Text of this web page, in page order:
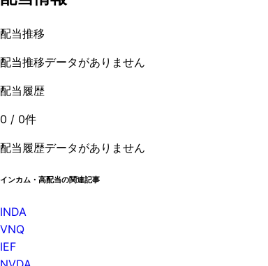
配当推移
配当推移データがありません
配当履歴
0 / 0件
配当履歴データがありません
インカム・高配当の関連記事
INDA
VNQ
IEF